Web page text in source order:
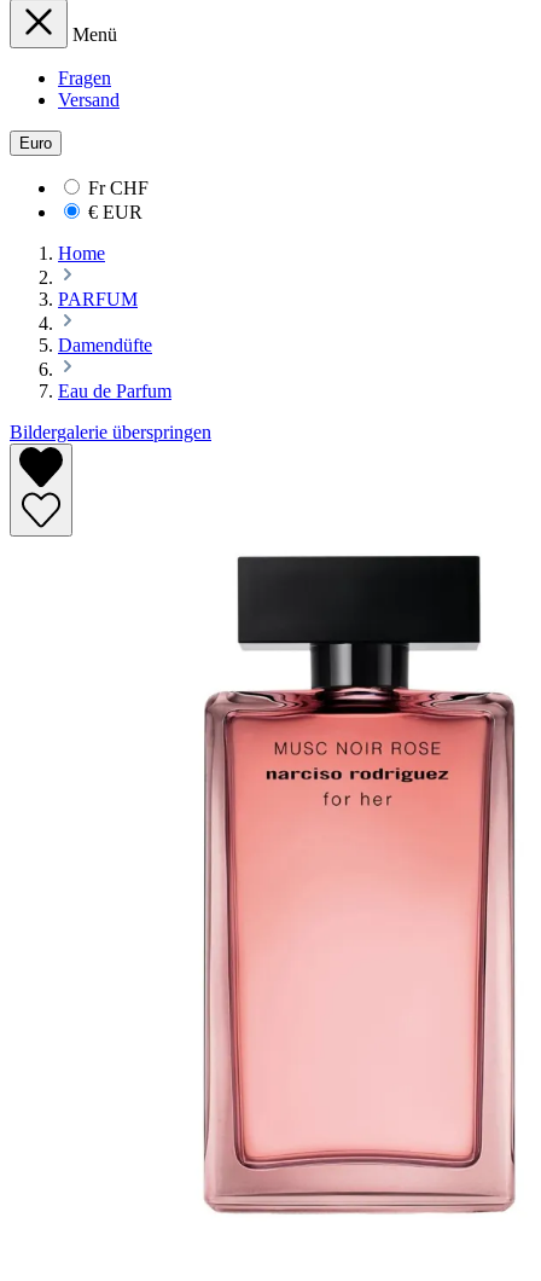
Menü
Fragen
Versand
Euro
FrCHF
€ EUR
Home
PARFUM
Damendüfte
Eau de Parfum
Bildergalerie überspringen